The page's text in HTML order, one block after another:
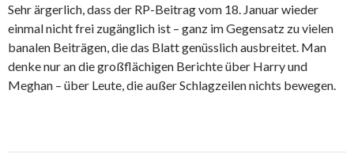
Sehr ärgerlich, dass der RP-Beitrag vom 18. Januar wieder
einmal nicht frei zugänglich ist – ganz im Gegensatz zu vielen
banalen Beiträgen, die das Blatt genüsslich ausbreitet. Man
denke nur an die großflächigen Berichte über Harry und
Meghan – über Leute, die außer Schlagzeilen nichts bewegen.